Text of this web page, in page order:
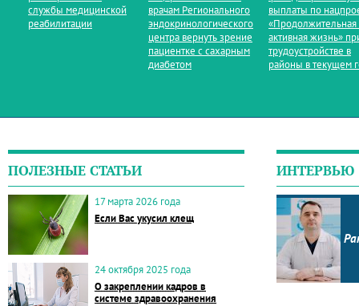
службы медицинской
реабилитации
врачам Регионального
эндокринологического
центра вернуть зрение
пациентке с сахарным
диабетом
выплаты по
«Продолжительная
активная жизнь»
трудоустройстве в
районы в текущем
ПОЛЕЗНЫЕ СТАТЬИ
17 марта 2026 года
Если Вас укусил клещ
24 октября 2025 года
О закреплении кадров в
системе здравоохранения
ИНТЕРВЬЮ